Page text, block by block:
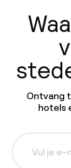
Ontvang
hotels